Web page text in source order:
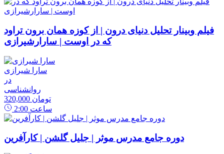
فیلم وبینار تحلیل دنیای درون | از کوزه همان برون تراود
که در اوست | سارارشیرازی
سارا شیرازی
در
روانشناسی
320,000 تومان
2:00 ساعت
دوره جامع مدرس موثر | جلیل گلشن | کارآفرین